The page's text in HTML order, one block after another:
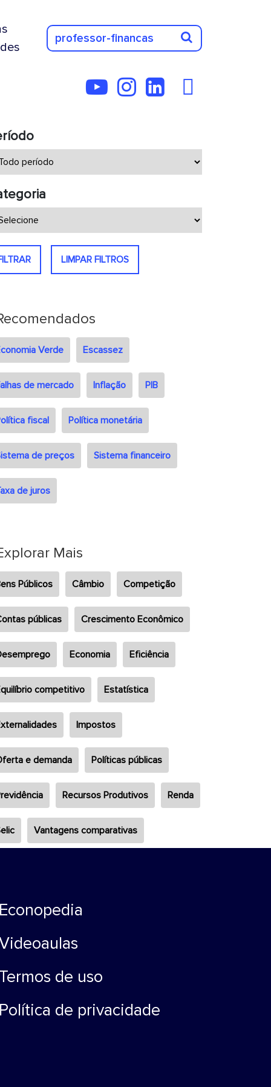
LIMPAR FILTROS
Verde Escassez
de mercado Inflação PIB
fiscal Política monetária
de preços Sistema financeiro
de juros
Mais
Públicos Câmbio Competição
públicas Crescimento Econômico
Economia Eficiência
competitivo Estatística
Impostos
e demanda Políticas públicas
Recursos Produtivos Renda
Vantagens comparativas
Econopedia
Termos de uso
Política de privacidade